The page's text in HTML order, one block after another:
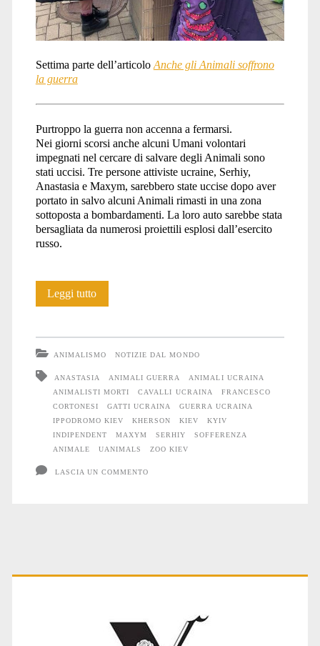
Settima parte dell’articolo Anche gli Animali soffrono
la guerra
Purtroppo la guerra non accenna a fermarsi.
Nei giorni scorsi anche alcuni Umani volontari
impegnati nel cercare di salvare degli Animali sono
stati uccisi. Tre persone attiviste ucraine, Serhiy,
Anastasia e Maxym, sarebbero state uccise dopo aver
portato in salvo alcuni Animali rimasti in una zona
sottoposta a bombardamenti. La loro auto sarebbe stata
bersagliata da numerosi proiettili esplosi dall’esercito
russo.
Leggi tuttoAnche
la
guerra
#7
ANIMALISMO NOTIZIE DAL MONDO
ANASTASIA ANIMALI GUERRA
ANIMALI UCRAINA
ANIMALISTI MORTI
CAVALLI UCRAINA
FRANCESCO
CORTONESI
GATTI UCRAINA
GUERRA UCRAINA
IPPODROMO KIEV
KHERSON KIEV
KYIV
INDIPENDENT
MAXYM SERHIY
SOFFERENZA
ANIMALE
UANIMALS ZOO KIEV
LASCIA UN COMMENTO
Primary